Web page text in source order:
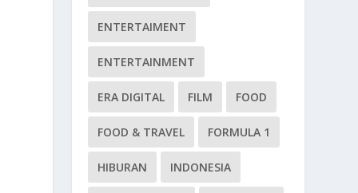
ENTERTAIMENT
ENTERTAINMENT
ERA DIGITAL FILM FOOD
FOOD & TRAVEL FORMULA 1
HIBURAN INDONESIA